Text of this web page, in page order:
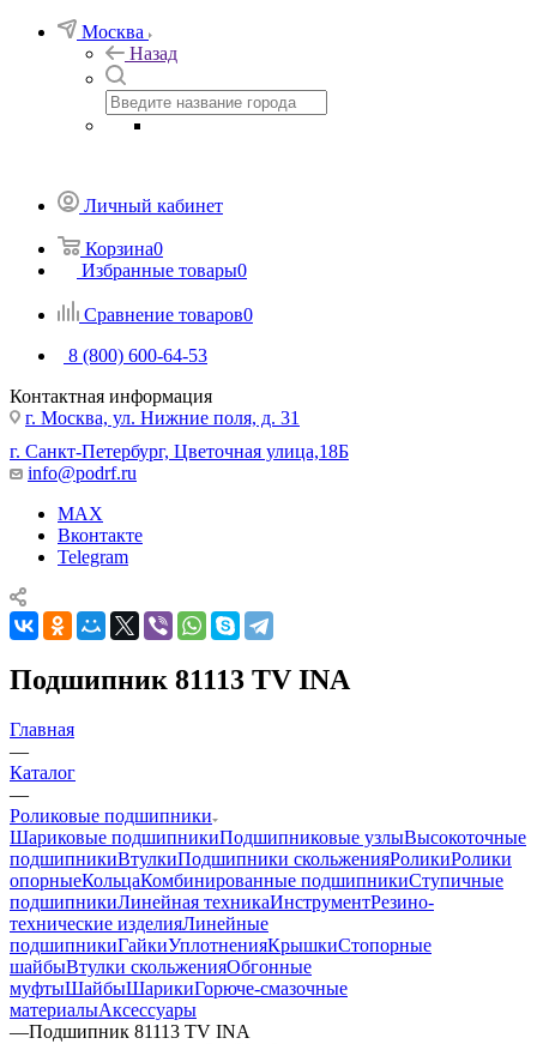
Москва
Назад
Личный кабинет
Корзина0
Избранные товары0
Сравнение товаров0
8 (800) 600-64-53
Контактная информация
г. Москва, ул. Нижние поля, д. 31
г. Санкт-Петербург, Цветочная улица,18Б
info@podrf.ru
MAX
Вконтакте
Telegram
Подшипник 81113 TV INA
Главная
—
Каталог
—
Роликовые подшипники
Шариковые подшипникиПодшипниковые узлыВысокоточные
подшипникиВтулкиПодшипники скольженияРоликиРолики
опорныеКольцаКомбинированные подшипникиСтупичные
подшипникиЛинейная техникаИнструментРезино-
технические изделияЛинейные
подшипникиГайкиУплотненияКрышкиСтопорные
шайбыВтулки скольженияОбгонные
муфтыШайбыШарикиГорюче-смазочные
материалыАксессуары
—Подшипник 81113 TV INA